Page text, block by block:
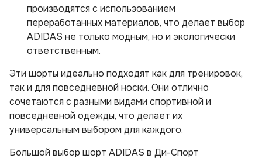
производятся с использованием
переработанных материалов, что делает выбор
ADIDAS не только модным, но и экологически
ответственным.
Эти шорты идеально подходят как для тренировок,
так и для повседневной носки. Они отлично
сочетаются с разными видами спортивной и
повседневной одежды, что делает их
универсальным выбором для каждого.
Большой выбор шорт ADIDAS в Ди-Спорт